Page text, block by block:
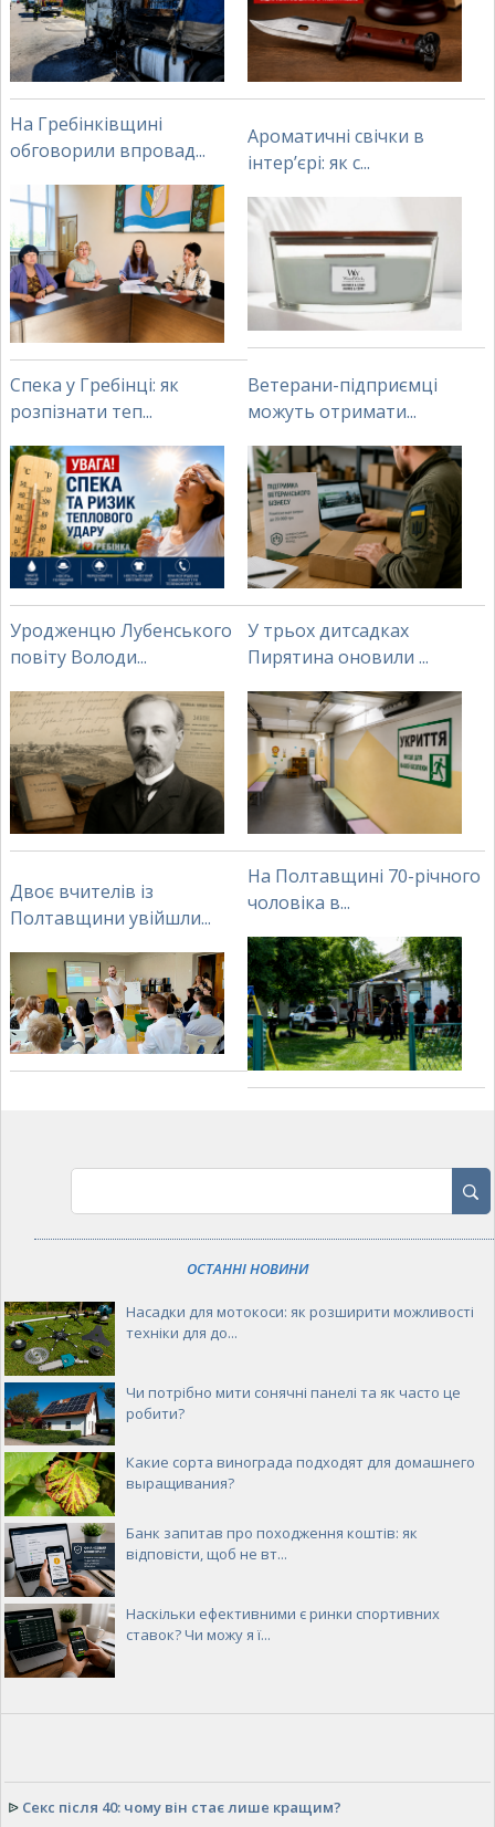
На Гребінківщині
обговорили впровад...
Ароматичні свічки в
інтер’єрі: як с...
Спека у Гребінці: як
розпізнати теп...
Ветерани-підприємці
можуть отримати...
Уродженцю Лубенського
повіту Володи...
У трьох дитсадках
Пирятина оновили ...
Двоє вчителів із
Полтавщини увійшли...
На Полтавщині 70-річного
чоловіка в...
ОСТАННІ НОВИНИ
Насадки для мотокоси: як розширити можливості
техніки для до...
Чи потрібно мити сонячні панелі та як часто це
робити?
Какие сорта винограда подходят для домашнего
выращивания?
Банк запитав про походження коштів: як
відповісти, щоб не вт...
Наскільки ефективними є ринки спортивних
ставок? Чи можу я ї...
ᐉ Секс після 40: чому він стає лише кращим?